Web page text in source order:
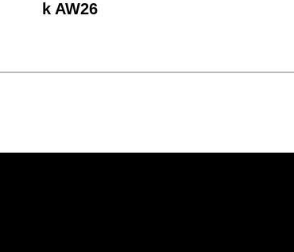
k AW26